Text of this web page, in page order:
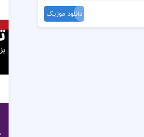
دانلود موزیک